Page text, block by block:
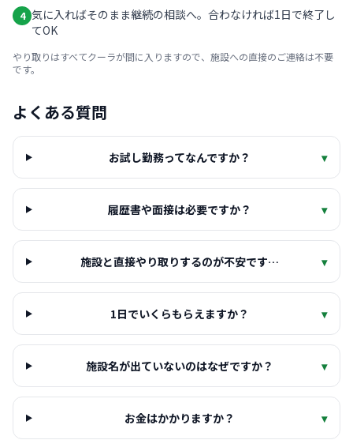
4 気に入ればそのまま継続の相談へ。合わなければ1日で終了し
てOK
やり取りはすべてクーラが間に入りますので、施設への直接のご連絡は不要
です。
よくある質問
お試し勤務ってなんですか？ ▾
履歴書や面接は必要ですか？ ▾
施設と直接やり取りするのが不安です… ▾
1日でいくらもらえますか？ ▾
施設名が出ていないのはなぜですか？ ▾
お金はかかりますか？ ▾